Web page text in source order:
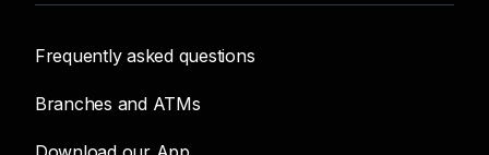
Frequently asked questions
Branches and ATMs